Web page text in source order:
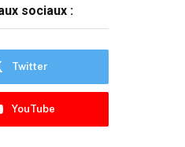
sociaux :
Twitter
YouTube